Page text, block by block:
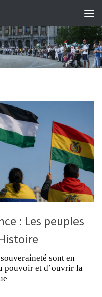
: Les peuples
sont en
pouvoir et d’ouvrir la